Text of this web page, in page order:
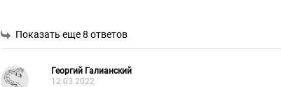
Показать еще 8 ответов
Георгий Галианский
12.03.2022